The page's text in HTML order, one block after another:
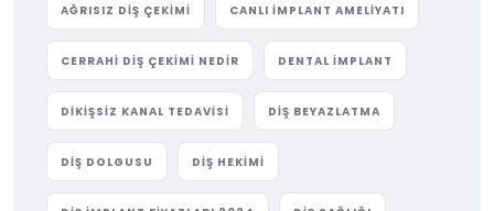
AĞRISIZ DIŞ ÇEKIMI CANLI IMPLANT AMELIYATI
CERRAHI DIŞ ÇEKIMI NEDIR DENTAL IMPLANT
DIKIŞSIZ KANAL TEDAVISI DIŞ BEYAZLATMA
DIŞ DOLGUSU DIŞ HEKIMI